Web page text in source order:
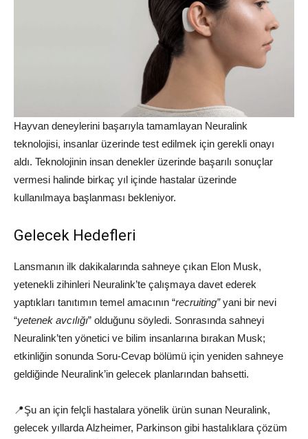
Hayvan deneylerini başarıyla tamamlayan Neuralink
teknolojisi, insanlar üzerinde test edilmek için gerekli onayı
aldı. Teknolojinin insan denekler üzerinde başarılı sonuçlar
vermesi halinde birkaç yıl içinde hastalar üzerinde
kullanılmaya başlanması bekleniyor.
Gelecek Hedefleri
Lansmanın ilk dakikalarında sahneye çıkan Elon Musk,
yetenekli zihinleri Neuralink’te çalışmaya davet ederek
yaptıkları tanıtımın temel amacının “recruiting”yani bir nevi
“yetenek avcılığı” olduğunu söyledi. Sonrasında sahneyi
Neuralink’ten yönetici ve bilim insanlarına bırakan Musk;
etkinliğin sonunda Soru-Cevap bölümü için yeniden sahneye
geldiğinde Neuralink’in gelecek planlarından bahsetti.
📍Şu an için felçli hastalara yönelik ürün sunan Neuralink,
gelecek yıllarda Alzheimer, Parkinson gibi hastalıklara çözüm